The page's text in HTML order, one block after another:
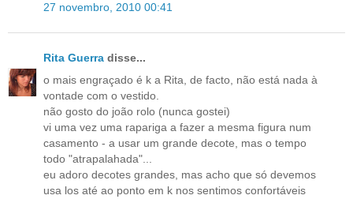
27 novembro, 2010 00:41
Rita Guerra disse...
o mais engraçado é k a Rita, de facto, não está nada à
vontade com o vestido.
não gosto do joão rolo (nunca gostei)
vi uma vez uma rapariga a fazer a mesma figura num
casamento - a usar um grande decote, mas o tempo
todo "atrapalahada"...
eu adoro decotes grandes, mas acho que só devemos
usa los até ao ponto em k nos sentimos confortáveis